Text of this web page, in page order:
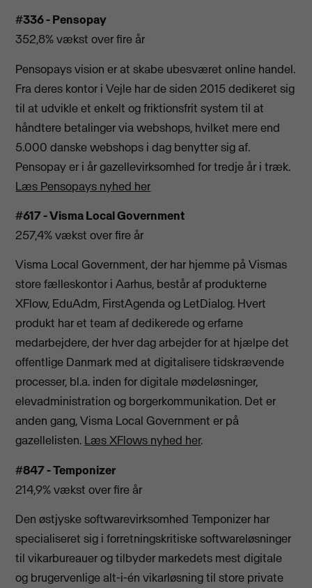
#336 - Pensopay
352,8% vækst over fire år
Pensopays vision er at skabe ubesværet online handel.
Fra deres kontor i Vejle har de siden 2015 dedikeret sig
til at udvikle et enkelt og friktionsfrit system til at
håndtere betalinger via webshops, hvilket mere end
5.000 danske webshops i dag benytter sig af.
Pensopay er i år gazellevirksomhed for tredje år i træk.
Læs Pensopays nyhed her
#617 - Visma Local Government
257,4% vækst over fire år
Visma Local Government, der har hjemme på Vismas
store fælleskontor i Aarhus, består af produkterne
XFlow, EduAdm, FirstAgenda og LetDialog. Hvert
produkt har et team af dedikerede og erfarne
medarbejdere, der hver dag arbejder for at hjælpe det
offentlige Danmark med at digitalisere tidskrævende
processer, bl.a. inden for digitale mødeløsninger,
elevadministration og borgerkommunikation. Det er
anden gang, Visma Local Government er på
gazellelisten. Læs XFlows nyhed her.
#847 - Temponizer
214,9% vækst over fire år
Den østjyske softwarevirksomhed Temponizer har
specialiseret sig i forretningskritiske softwareløsninger
til vikarbureauer og tilbyder markedets mest digitale
og brugervenlige alt-i-én vikarløsning til store private